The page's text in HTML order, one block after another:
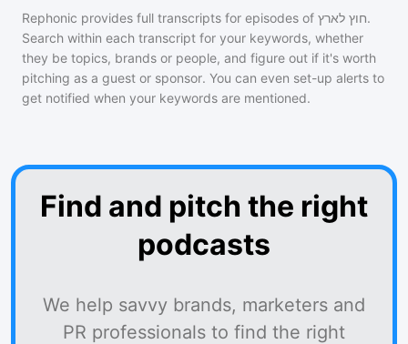
Rephonic provides full transcripts for episodes of חוץ לארץ.
Search within each transcript for your keywords, whether
they be topics, brands or people, and figure out if it's worth
pitching as a guest or sponsor. You can even set-up alerts to
get notified when your keywords are mentioned.
Find and pitch the right
podcasts
We help savvy brands, marketers and
PR professionals to find the right